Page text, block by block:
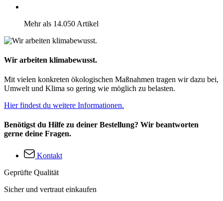
Mehr als 14.050 Artikel
Wir arbeiten klimabewusst.
Mit vielen konkreten ökologischen Maßnahmen tragen wir dazu bei,
Umwelt und Klima so gering wie möglich zu belasten.
Hier findest du weitere Informationen.
Benötigst du Hilfe zu deiner Bestellung? Wir beantworten
gerne deine Fragen.
Kontakt
Geprüfte Qualität
Sicher und vertraut einkaufen